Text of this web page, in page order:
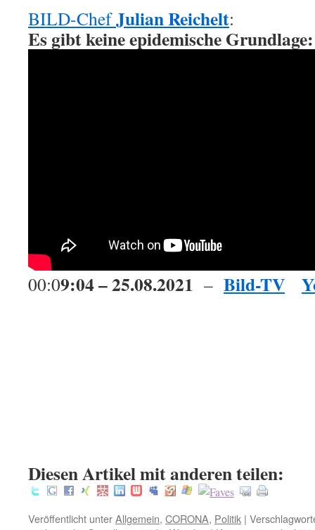
BILD-ChefJulian Reichelt:
Es gibt keine epidemische Grundlage:
00:09:04 – 25.08.2021 – Bild-TV
Diesen Artikel mit anderen teilen:
Veröffentlicht unterAllgemein, CORONA, Politik |